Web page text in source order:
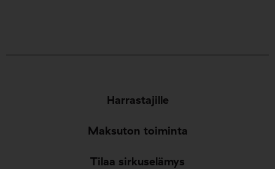
Harrastajille
Maksuton toiminta
Tilaa sirkuselämys